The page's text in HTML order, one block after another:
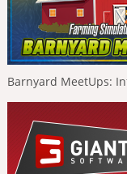
Barnyard MeetUps: